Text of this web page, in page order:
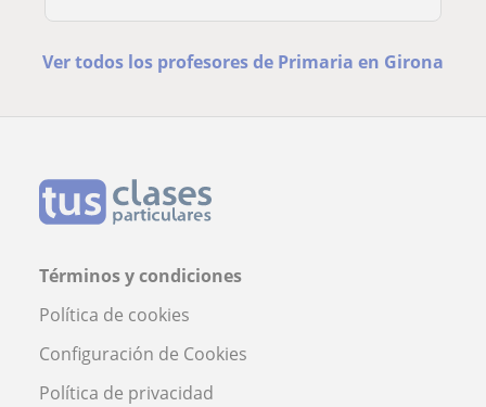
Ver todos los profesores de Primaria en Girona
Términos y condiciones
Política de cookies
Configuración de Cookies
Política de privacidad